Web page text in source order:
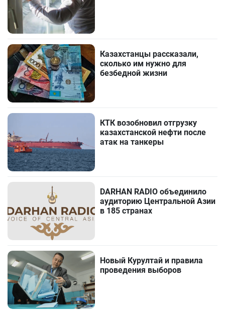
Казахстанцы рассказали,
сколько им нужно для
безбедной жизни
КТК возобновил отгрузку
казахстанской нефти после
атак на танкеры
DARHAN RADIO объединило
аудиторию Центральной Азии
в 185 странах
Новый Курултай и правила
проведения выборов